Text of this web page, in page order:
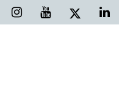
Cetak Buku Yasin Online